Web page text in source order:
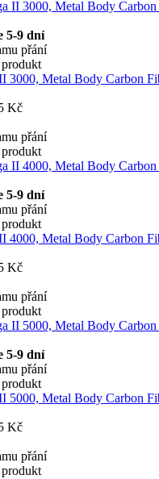
5-9 dní
přání
3000, Metal Body Carbon
Kč
přání
5-9 dní
přání
4000, Metal Body Carbon
Kč
přání
5-9 dní
přání
5000, Metal Body Carbon
Kč
přání